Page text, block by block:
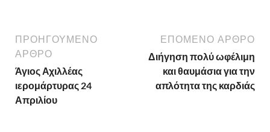
ΠΡΟΗΓΟΎΜΕΝΟ
ΆΡΘΡΟ
Άγιος Αχιλλέας
ιερομάρτυρας 24
Απριλίου
ΕΠΌΜΕΝΟ ΆΡΘΡΟ
Διήγηση πολύ ωφέλιμη
και θαυμάσια για την
απλότητα της καρδιάς